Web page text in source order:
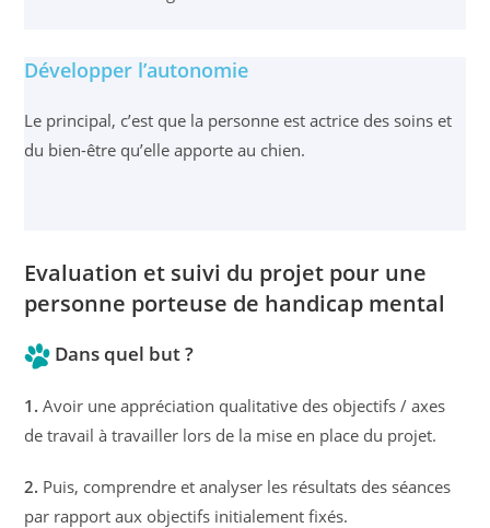
Développer l’autonomie
Le principal, c’est que la personne est actrice des soins et
du bien-être qu’elle apporte au chien.
Evaluation et suivi du projet pour une
personne porteuse de handicap mental
Dans quel but ?
1. Avoir une appréciation qualitative des objectifs / axes
de travail à travailler lors de la mise en place du projet.
2. Puis, comprendre et analyser les résultats des séances
par rapport aux objectifs initialement fixés.